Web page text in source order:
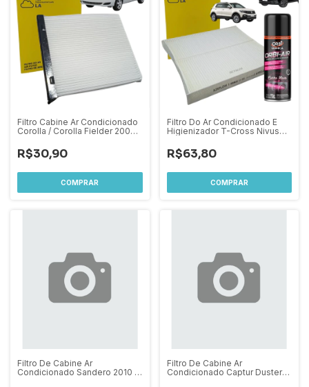
Filtro Cabine Ar Condicionado
Corolla / Corolla Fielder 2003
R$30,90
Filtro Do Ar Condicionado E
Higienizador T-Cross Nivus
R$63,80
Filtro De Cabine Ar
Condicionado Sandero 2010 A
Filtro De Cabine Ar
Condicionado Captur Duster